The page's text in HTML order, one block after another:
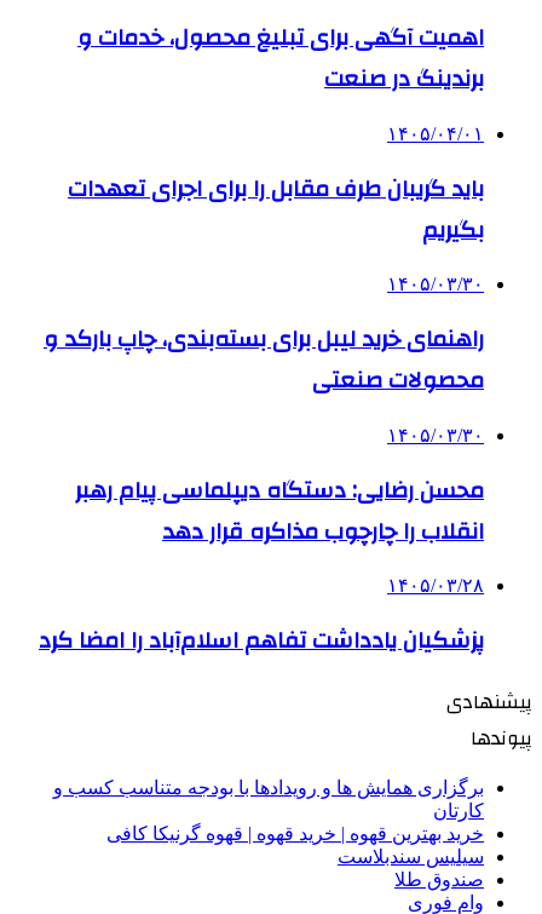
اهمیت آگهی برای تبلیغ محصول، خدمات و
برندینگ در صنعت
۱۴۰۵/۰۴/۰۱
باید گریبان طرف مقابل را برای اجرای تعهدات
بگیریم
۱۴۰۵/۰۳/۳۰
راهنمای خرید لیبل برای بسته‌بندی، چاپ بارکد و
محصولات صنعتی
۱۴۰۵/۰۳/۳۰
محسن رضایی: دستگاه دیپلماسی پیام رهبر
انقلاب را چارچوب مذاکره قرار دهد
۱۴۰۵/۰۳/۲۸
پزشکیان یادداشت تفاهم اسلام‌آباد را امضا کرد
پیشنهادی
پیوندها
برگزاری همایش ها و رویدادها با بودجه متناسب کسب و
کارتان
خرید بهترین قهوه | خرید قهوه | قهوه گرنیکا کافی
سیلیس سندبلاست
صندوق طلا
وام فوری